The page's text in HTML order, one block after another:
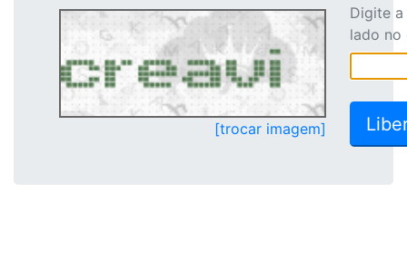
[trocar imagem]
Digite
lado no